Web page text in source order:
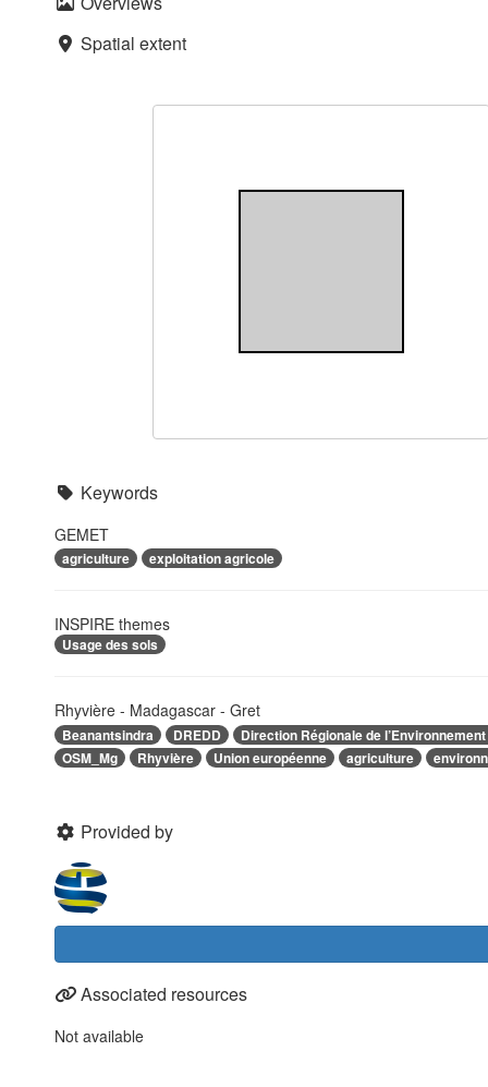
Spatial extent
Keywords
GEMET
agriculture exploitation agricole
INSPIRE themes
Usage des sols
Rhyvière - Madagascar - Gret
Beanantsindra DREDD
Direction Régionale de
OSM_Mg
Rhyvière Union européenne agriculture
Provided by
Associated resources
Not available